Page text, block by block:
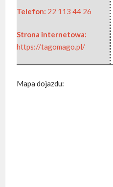
Telefon: 22 113 44 26
Strona internetowa:
https://tagomago.pl/
Mapa dojazdu: